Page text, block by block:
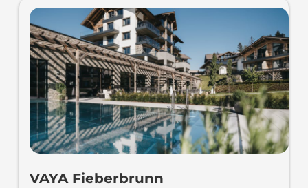
VAYA Fieberbrunn